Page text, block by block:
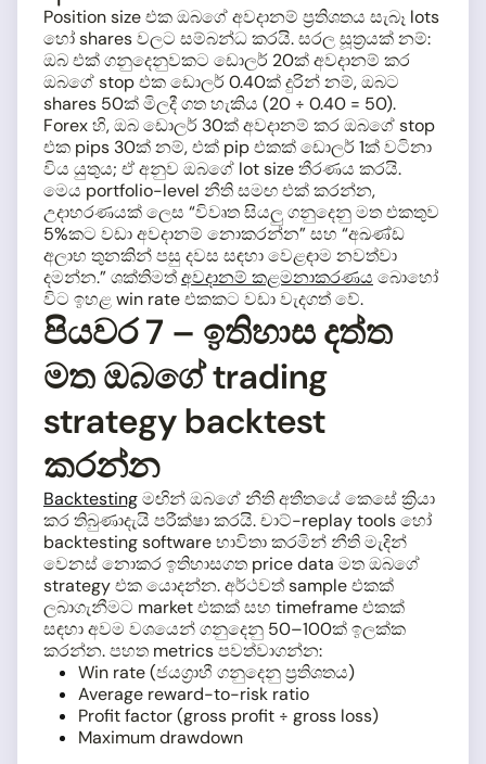
Position size එක ඔබගේ අවදානම් ප්‍රතිශතය සැබෑ lots
හෝ shares වලට සම්බන්ධ කරයි. සරල සූත්‍රයක් නම්:
ඔබ එක් ගනුදෙනුවකට ඩොලර් 20ක් අවදානම් කර
ඔබගේ stop එක ඩොලර් 0.40ක් දුරින් නම්, ඔබට
shares 50ක් මිලදී ගත හැකිය (20 ÷ 0.40 = 50).
Forex හි, ඔබ ඩොලර් 30ක් අවදානම් කර ඔබගේ stop
එක pips 30ක් නම්, එක් pip එකක් ඩොලර් 1ක් වටිනා
විය යුතුය; ඒ අනුව ඔබගේ lot size තීරණය කරයි.
මෙය portfolio-level නීති සමඟ එක් කරන්න,
උදාහරණයක් ලෙස “විවෘත සියලු ගනුදෙනු මත එකතුව
5%කට වඩා අවදානම් නොකරන්න” සහ “අඛණ්ඩ
අලාභ තුනකින් පසු දවස සඳහා වෙළඳාම නවත්වා
දමන්න.” ශක්තිමත්අවදානම් කළමනාකරණය බොහෝ
විට ඉහළ win rate එකකට වඩා වැදගත් වේ.
පියවර 7 – ඉතිහාස දත්ත
මත ඔබගේ trading
strategy backtest
කරන්න
Backtestingමඟින් ඔබගේ නීති අතීතයේ කෙසේ ක්‍රියා
කර තිබුණාදැයි පරීක්ෂා කරයි. චාට්-replay tools හෝ
backtesting software භාවිතා කරමින් නීති මැදින්
වෙනස් නොකර ඉතිහාසගත price data මත ඔබගේ
strategy එක යොදන්න. අර්ථවත් sample එකක්
ලබාගැනීමට market එකක් සහ timeframe එකක්
සඳහා අවම වශයෙන් ගනුදෙනු 50–100ක් ඉලක්ක
කරන්න. පහත metrics පවත්වාගන්න:
Win rate (ජයග්‍රාහී ගනුදෙනු ප්‍රතිශතය)
Average reward-to-risk ratio
Profit factor (gross profit ÷ gross loss)
Maximum drawdown